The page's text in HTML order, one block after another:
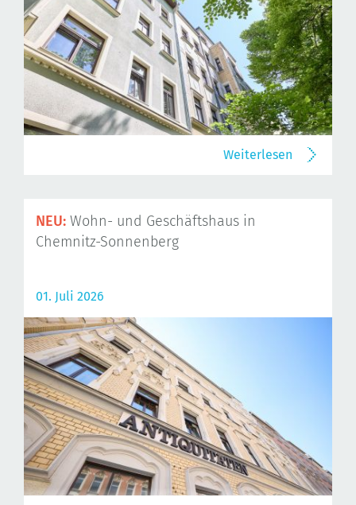
Weiterlesen
NEU: Wohn- und Geschäftshaus in
Chemnitz-Sonnenberg
01. Juli 2026